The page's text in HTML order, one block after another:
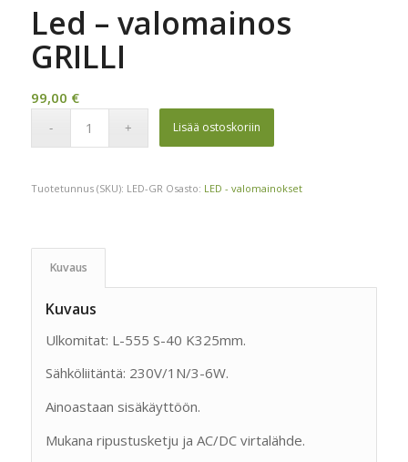
Led – valomainos
GRILLI
99,00 €
Lisää ostoskoriin
Tuotetunnus (SKU): LED-GR Osasto: LED - valomainokset
Kuvaus
Kuvaus
Ulkomitat: L-555 S-40 K325mm.
Sähköliitäntä: 230V/1N/3-6W.
Ainoastaan sisäkäyttöön.
Mukana ripustusketju ja AC/DC virtalähde.